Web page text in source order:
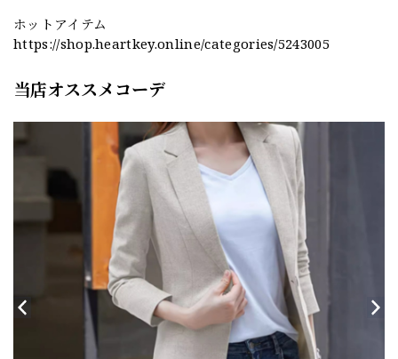
ホットアイテム
https://shop.heartkey.online/categories/5243005
当店オススメコーデ